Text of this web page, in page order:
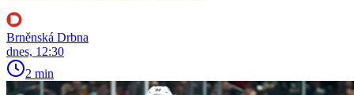
Brněnská Drbna
dnes, 12:30
2 min